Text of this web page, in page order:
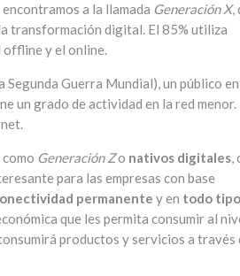
a la llamada Generación X,
transformación digital. El 85% utiliza
offline y el online.
Segunda Guerra Mundial), un público
un grado de actividad en la red menor.
Generación Zo nativos digitales,
para las empresas con base
permanente y en todo
que les permita consumir al
productos y servicios a través